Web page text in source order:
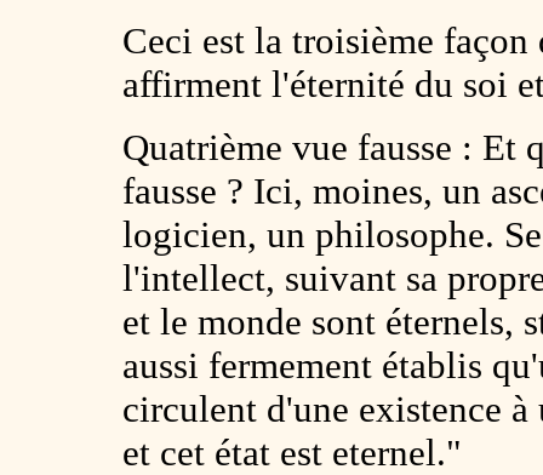
Ceci est la troisième
affirment l'éternité du soi
Quatrième vue fausse : Et
fausse ? Ici, moines, un
logicien, un philosophe.
l'intellect, suivant sa
et le monde sont éternels,
aussi fermement établis
circulent d'une existence à
et cet état est eternel."